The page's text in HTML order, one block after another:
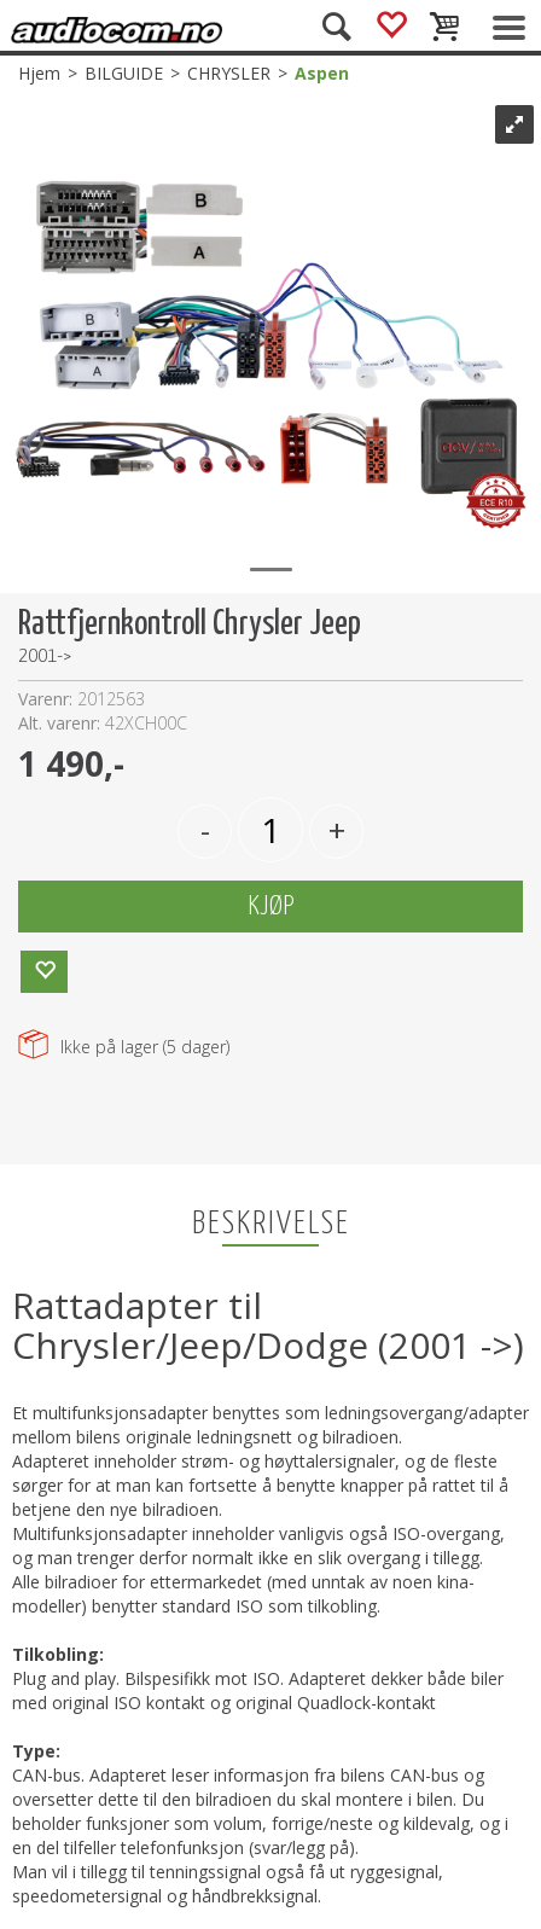
Hjem>BILGUIDE>CHRYSLER>Aspen
Rattfjernkontroll Chrysler Jeep
2001->
Varenr: 2012563
Alt. varenr: 42XCH00C
1 490,-
- +
KJØP
Ikke på lager (5 dager)
BESKRIVELSE
Rattadapter til
Chrysler/Jeep/Dodge (2001 ->)
Et multifunksjonsadapter benyttes som ledningsovergang/adapter
mellom bilens originale ledningsnett og bilradioen.
Adapteret inneholder strøm- og høyttalersignaler, og de fleste
sørger for at man kan fortsette å benytte knapper på rattet til å
betjene den nye bilradioen.
Multifunksjonsadapter inneholder vanligvis også ISO-overgang,
og man trenger derfor normalt ikke en slik overgang i tillegg.
Alle bilradioer for ettermarkedet (med unntak av noen kina-
modeller) benytter standard ISO som tilkobling.
Tilkobling:
Plug and play. Bilspesifikk mot ISO. Adapteret dekker både biler
med original ISO kontakt og original Quadlock-kontakt
Type:
CAN-bus. Adapteret leser informasjon fra bilens CAN-bus og
oversetter dette til den bilradioen du skal montere i bilen. Du
beholder funksjoner som volum, forrige/neste og kildevalg, og i
en del tilfeller telefonfunksjon (svar/legg på).
Man vil i tillegg til tenningssignal også få ut ryggesignal,
speedometersignal og håndbrekksignal.